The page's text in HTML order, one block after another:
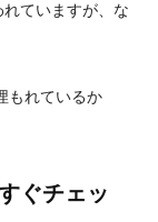
ていますが、な
もれているか
ぐチェッ